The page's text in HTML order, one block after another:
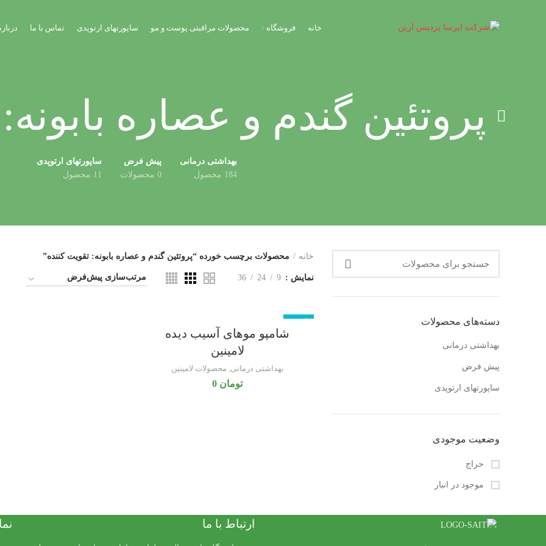
خانه فروشگاه محصولات مراقبتی پوست و مو ساپورتهای ارتوپدی تماس با ما
پروتئین گندم و عصاره
بهداشتی درمانی
184 محصول
پیش فرض
0 محصولات
ساپورتهای ارتوپدی
11 محصول
دسته‌های محصولات
بهداشتی درمانی
پیش فرض
ساپورتهای ارتوپدی
وضعیت موجودی
حراج
موجود در انبار
خانه محصولات برچسب خورده “پروتئین گندم و عصاره بابونه: تقویت کننده”
نمایش 9
24
36
شامپو موهای آسیب دیده
لامینین
بهداشتی درمانی, محصولات لامینین
تومان
ارتباط با ما